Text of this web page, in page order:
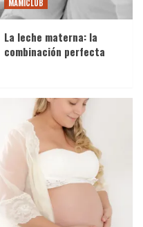
de Lavandería a
llegada del bebé:
MAMICLUB
La leche materna: la
combinación perfecta